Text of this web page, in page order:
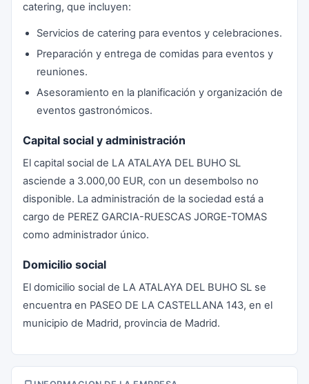
catering, que incluyen:
Servicios de catering para eventos y celebraciones.
Preparación y entrega de comidas para eventos y
reuniones.
Asesoramiento en la planificación y organización de
eventos gastronómicos.
Capital social y administración
El capital social de LA ATALAYA DEL BUHO SL
asciende a 3.000,00 EUR, con un desembolso no
disponible. La administración de la sociedad está a
cargo de PEREZ GARCIA-RUESCAS JORGE-TOMAS
como administrador único.
Domicilio social
El domicilio social de LA ATALAYA DEL BUHO SL se
encuentra en PASEO DE LA CASTELLANA 143, en el
municipio de Madrid, provincia de Madrid.